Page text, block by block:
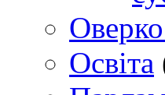
Освіта